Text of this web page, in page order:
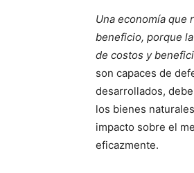
Una economía que
beneficio, porque
de costos y
son capaces de
desarrollados,
los bienes
impacto sobre el
eficazmente.